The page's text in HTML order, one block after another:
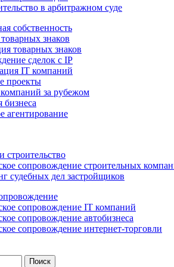
в арбитражном суде
собственность
знаков
товарных знаков
сделок с IP
IT компаний
проекты
за рубежом
бизнеса
агентирование
строительство
сопровождение строительных
судебных дел застройщиков
сопровождение IT компаний
сопровождение автобизнеса
сопровождение интернет-торговли